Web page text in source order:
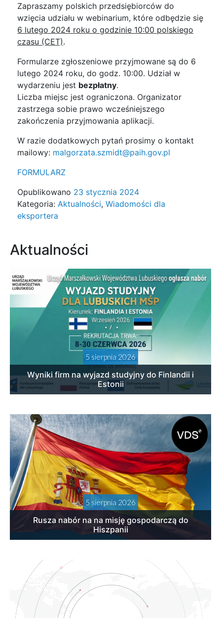
Zapraszamy polskich przedsiębiorców do
wzięcia udziału w webinarium, które odbędzie się
6 lutego 2024 roku o godzinie 10:00 polskiego
czasu (CET).
Formularze zgłoszeniowe przyjmowane są do 6
lutego 2024 roku, do godz. 10:00. Udział w
wydarzeniu jest bezpłatny.
Liczba miejsc jest ograniczona. Organizator
zastrzega sobie prawo wcześniejszego
zakończenia przyjmowania aplikacji.
W razie dodatkowych pytań prosimy o kontakt
mailowy: malgorzata.szmidt@paih.gov.pl
FORMULARZ
Opublikowano 23 stycznia 2024
Kategoria: Aktualności, Wiadomości dla
eksportera
Aktualności
5 sierpnia 2026
Wyniki firm na wyjazd studyjny do Finlandii i
Estonii
5 sierpnia 2026
Rusza nabór na na misję gospodarczą do
Hiszpanii